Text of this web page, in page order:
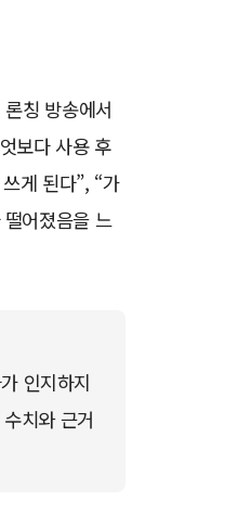
칭 방송에서
보다 사용 후
게 된다”, “가
어졌음을 느
인지하지
치와 근거